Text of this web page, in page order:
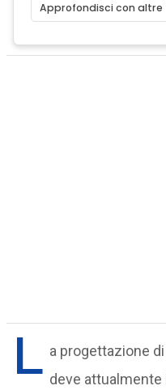
Approfondisci con altre
L a progettazione
deve attualmente